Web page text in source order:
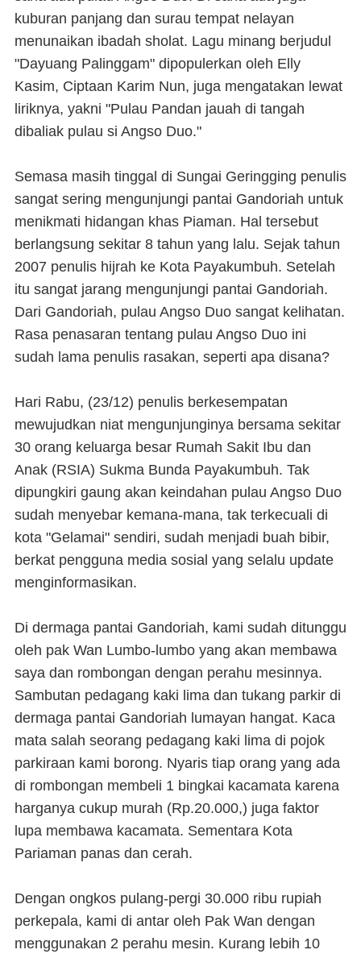
kuburan panjang dan surau tempat nelayan
menunaikan ibadah sholat. Lagu minang berjudul
"Dayuang Palinggam" dipopulerkan oleh Elly
Kasim, Ciptaan Karim Nun, juga mengatakan lewat
liriknya, yakni "Pulau Pandan jauah di tangah
dibaliak pulau si Angso Duo."
Semasa masih tinggal di Sungai Geringging penulis
sangat sering mengunjungi pantai Gandoriah untuk
menikmati hidangan khas Piaman. Hal tersebut
berlangsung sekitar 8 tahun yang lalu. Sejak tahun
2007 penulis hijrah ke Kota Payakumbuh. Setelah
itu sangat jarang mengunjungi pantai Gandoriah.
Dari Gandoriah, pulau Angso Duo sangat kelihatan.
Rasa penasaran tentang pulau Angso Duo ini
sudah lama penulis rasakan, seperti apa disana?
Hari Rabu, (23/12) penulis berkesempatan
mewujudkan niat mengunjunginya bersama sekitar
30 orang keluarga besar Rumah Sakit Ibu dan
Anak (RSIA) Sukma Bunda Payakumbuh. Tak
dipungkiri gaung akan keindahan pulau Angso Duo
sudah menyebar kemana-mana, tak terkecuali di
kota "Gelamai" sendiri, sudah menjadi buah bibir,
berkat pengguna media sosial yang selalu update
menginformasikan.
Di dermaga pantai Gandoriah, kami sudah ditunggu
oleh pak Wan Lumbo-lumbo yang akan membawa
saya dan rombongan dengan perahu mesinnya.
Sambutan pedagang kaki lima dan tukang parkir di
dermaga pantai Gandoriah lumayan hangat. Kaca
mata salah seorang pedagang kaki lima di pojok
parkiraan kami borong. Nyaris tiap orang yang ada
di rombongan membeli 1 bingkai kacamata karena
harganya cukup murah (Rp.20.000,) juga faktor
lupa membawa kacamata. Sementara Kota
Pariaman panas dan cerah.
Dengan ongkos pulang-pergi 30.000 ribu rupiah
perkepala, kami di antar oleh Pak Wan dengan
menggunakan 2 perahu mesin. Kurang lebih 10